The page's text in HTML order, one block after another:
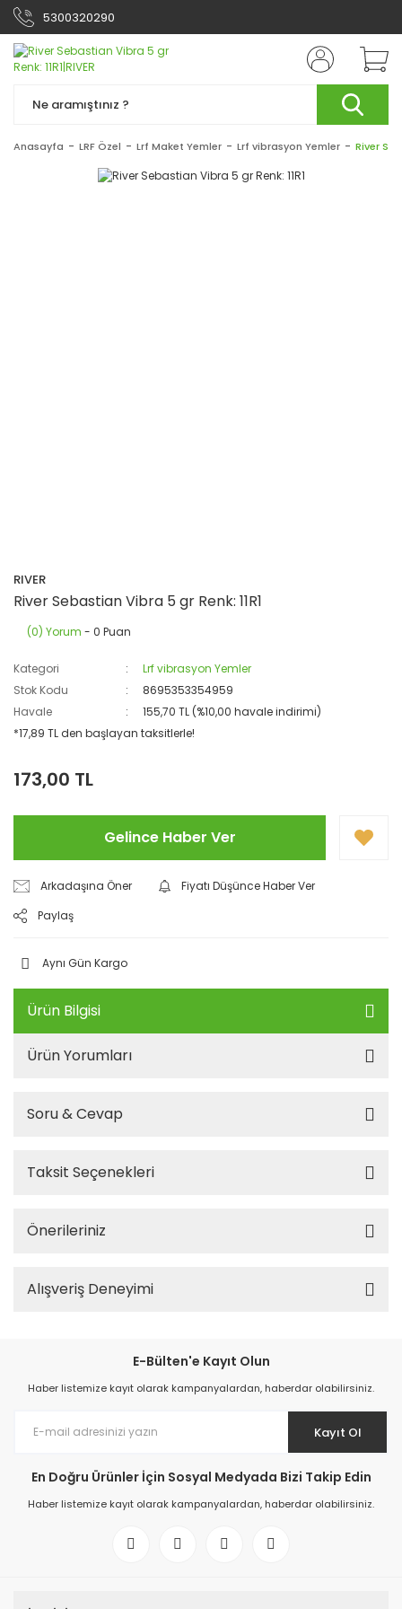
5300320290
Anasayfa LRF Özel Lrf Maket Yemler Lrf vibrasyon Yemler River
RIVER
River Sebastian Vibra 5 gr Renk: 11R1
(0) Yorum - 0 Puan
Kategori
Lrf vibrasyon Yemler
Stok Kodu
8695353354959
Havale
155,70 TL (%10,00 havale indirimi)
*17,89 TL den başlayan taksitlerle!
173,00 TL
Gelince Haber Ver
Arkadaşına Öner
Fiyatı Düşünce Haber Ver
Paylaş
Aynı Gün Kargo
Ürün Bilgisi
Ürün Yorumları
Soru & Cevap
Taksit Seçenekleri
Önerileriniz
Alışveriş Deneyimi
E-Bülten'e Kayıt Olun
Haber listemize kayıt olarak kampanyalardan, haberdar olabilirsiniz.
Kayıt Ol
En Doğru Ürünler İçin Sosyal Medyada Bizi Takip Edin
Haber listemize kayıt olarak kampanyalardan, haberdar olabilirsiniz.